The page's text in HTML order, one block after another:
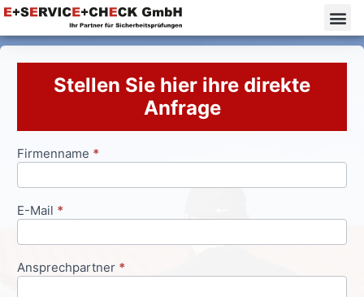
Stellen Sie hier ihre direkte
Anfrage
Anfrageformular
Firmenname *
E-Mail *
Ansprechpartner *